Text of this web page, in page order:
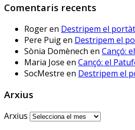
Educación ensaya una
aprendizaje ‘online’
alternativa a Google
Workplace for
Seis centros educativos
públicos prueban IRADI,
una herramienta de
alojarán en servidores del
Gobierno vasco
Comentaris recents
Rogeren Destripem el
Pere Puigen Destripem el
Sònia Domènech en Cançó:
Maria Jose en Cançó: el
SocMestre en Destripem el
Arxius
Arxius